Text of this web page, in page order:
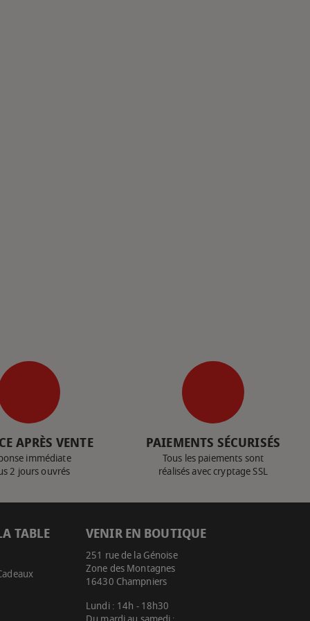
APRÈS VENTE
immédiate
2 jours ouvrés
PAIEMENTS SÉCURISÉS
Tous les paiements sont
réalisés avec cryptage SSL
TABLE VENIR EN BOUTIQUE
251 rue de la Génoise
Zone des Montagnes
16430 Champniers
Lundi : 14h - 18h30